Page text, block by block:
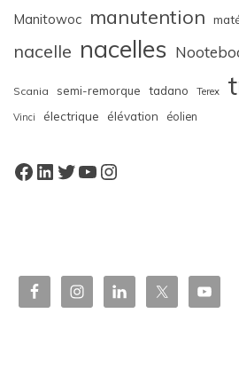
Manitowoc manutention
nacelle nacelles
Scania semi-remorque tadano Terex
Vinci électrique élévation éolien
Facebook
LinkedIn
Twitter
YouTube
Instagram